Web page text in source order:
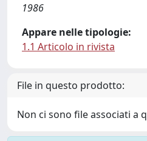
1986
Appare nelle tipologie:
1.1 Articolo in rivista
File in questo prodotto:
Non ci sono file associati a